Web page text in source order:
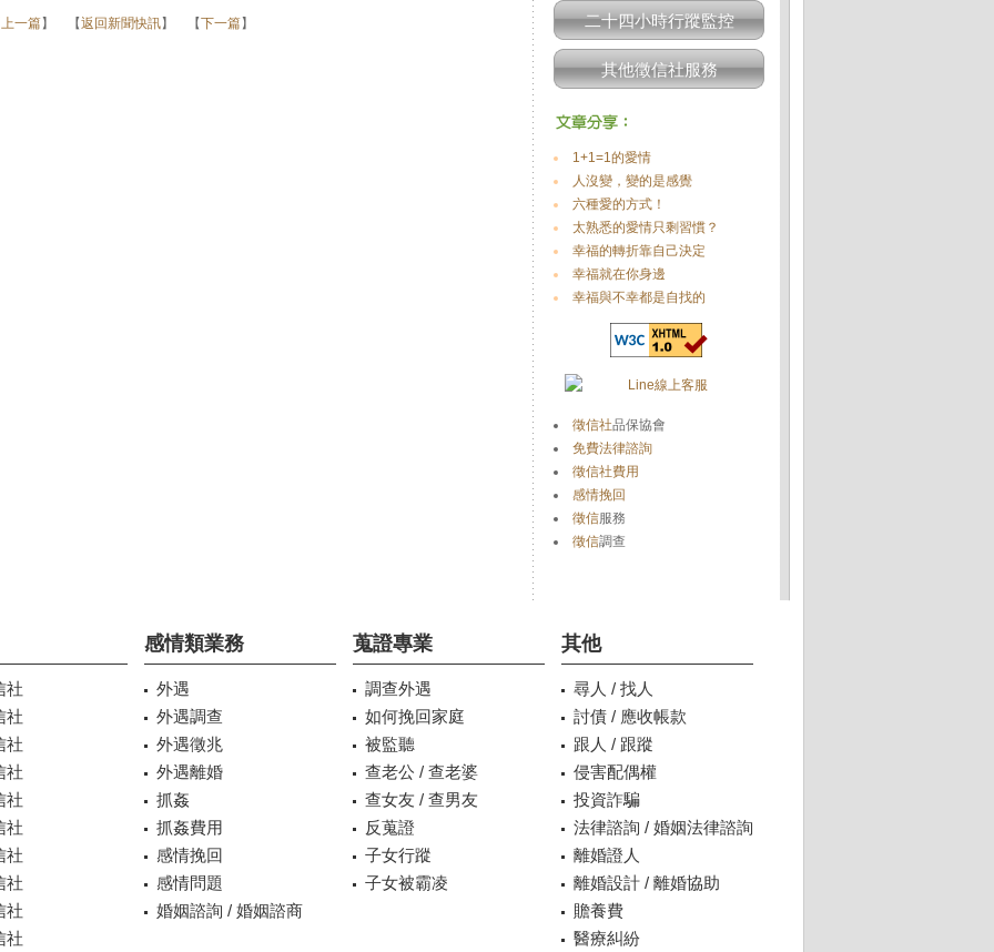
上一篇】 【返回新聞快訊】 【下一篇】 二十四小時行蹤監控
其他徵信社服務
1+1=1的愛情
人沒變，變的是感覺
六種愛的方式！
太熟悉的愛情只剩習慣？
幸福的轉折靠自己決定
幸福就在你身邊
幸福與不幸都是自找的
徵信社品保協會
免費法律諮詢
徵信社費用
感情挽回
徵信服務
徵信調查
社
社
社
社
社
社
社
社
社
社
感情類業務
外遇
外遇調查
外遇徵兆
外遇離婚
抓姦
抓姦費用
感情挽回
感情問題
婚姻諮詢 / 婚姻諮商
蒐證專業
調查外遇
如何挽回家庭
被監聽
查老公 / 查老婆
查女友 / 查男友
反蒐證
子女行蹤
子女被霸凌
其他
尋人 / 找人
討債 / 應收帳款
跟人 / 跟蹤
侵害配偶權
投資詐騙
法律諮詢 / 婚姻法律諮詢
離婚證人
離婚設計 / 離婚協助
贍養費
醫療糾紛